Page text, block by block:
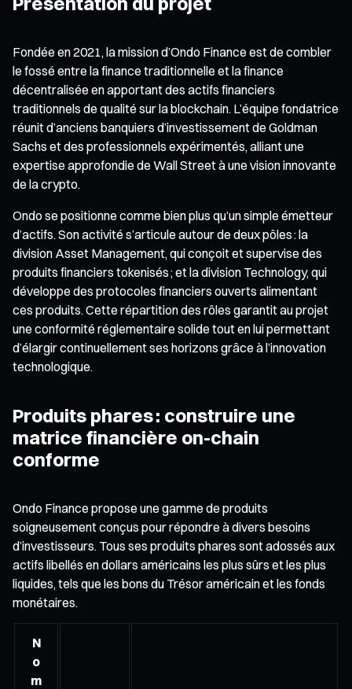
Fondée en 2021, la mission d’Ondo Finance est de combler
le fossé entre la finance traditionnelle et la finance
décentralisée en apportant des actifs financiers
traditionnels de qualité sur la blockchain. L’équipe fondatrice
réunit d’anciens banquiers d’investissement de Goldman
Sachs et des professionnels expérimentés, alliant une
expertise approfondie de Wall Street à une vision innovante
de la crypto.
Ondo se positionne comme bien plus qu’un simple émetteur
d’actifs. Son activité s’articule autour de deux pôles : la
division Asset Management, qui conçoit et supervise des
produits financiers tokenisés ; et la division Technology, qui
développe des protocoles financiers ouverts alimentant
ces produits. Cette répartition des rôles garantit au projet
une conformité réglementaire solide tout en lui permettant
d’élargir continuellement ses horizons grâce à l’innovation
technologique.
Produits phares : construire une
matrice financière on-chain
conforme
Ondo Finance propose une gamme de produits
soigneusement conçus pour répondre à divers besoins
d’investisseurs. Tous ses produits phares sont adossés aux
actifs libellés en dollars américains les plus sûrs et les plus
liquides, tels que les bons du Trésor américain et les fonds
monétaires.
N
o
m